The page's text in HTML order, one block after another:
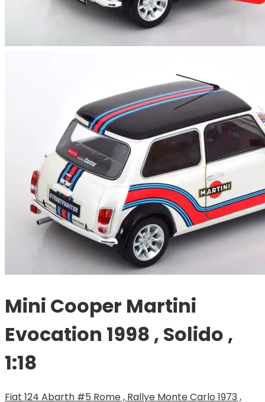
Mini Cooper Martini
Evocation 1998 , Solido ,
1:18
Fiat 124 Abarth #5 Rome , Rallye Monte Carlo 1973 ,